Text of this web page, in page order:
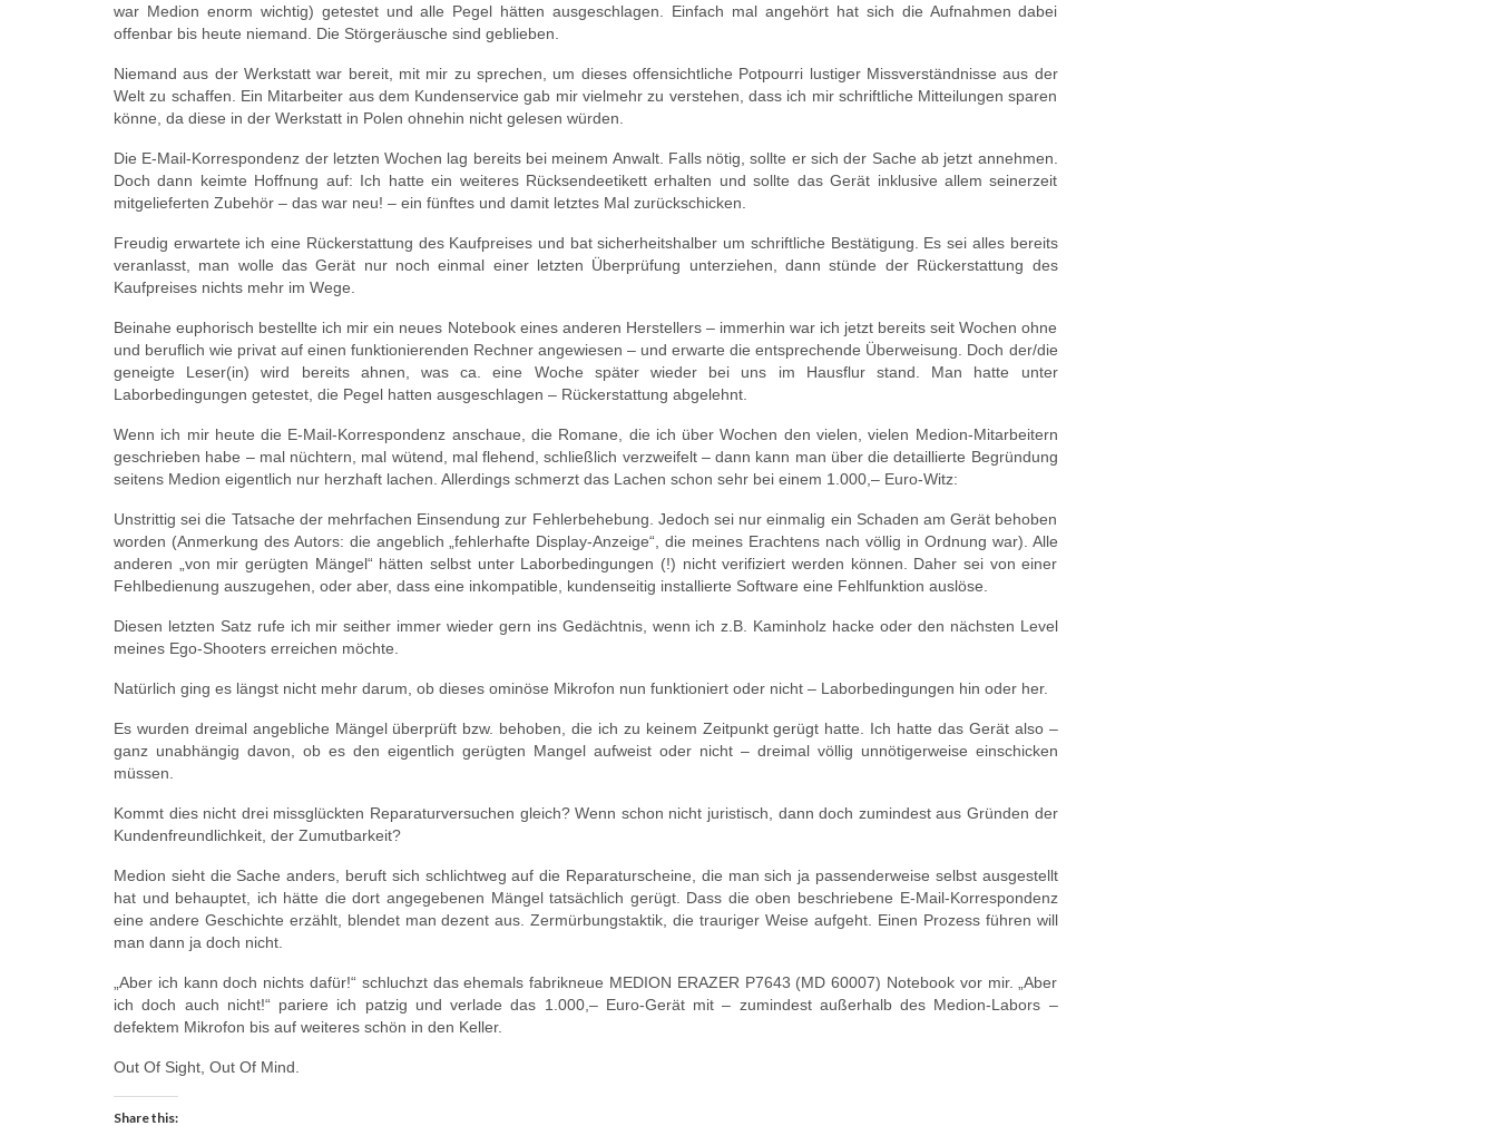
war Medion enorm wichtig) getestet und alle Pegel hätten ausgeschlagen. Einfach mal angehört hat sich die Aufnahmen dabei
offenbar bis heute niemand. Die Störgeräusche sind geblieben.
Niemand aus der Werkstatt war bereit, mit mir zu sprechen, um dieses offensichtliche Potpourri lustiger Missverständnisse aus der
Welt zu schaffen. Ein Mitarbeiter aus dem Kundenservice gab mir vielmehr zu verstehen, dass ich mir schriftliche Mitteilungen sparen
könne, da diese in der Werkstatt in Polen ohnehin nicht gelesen würden.
Die E-Mail-Korrespondenz der letzten Wochen lag bereits bei meinem Anwalt. Falls nötig, sollte er sich der Sache ab jetzt annehmen.
Doch dann keimte Hoffnung auf: Ich hatte ein weiteres Rücksendeetikett erhalten und sollte das Gerät inklusive allem seinerzeit
mitgelieferten Zubehör – das war neu! – ein fünftes und damit letztes Mal zurückschicken.
Freudig erwartete ich eine Rückerstattung des Kaufpreises und bat sicherheitshalber um schriftliche Bestätigung. Es sei alles bereits
veranlasst, man wolle das Gerät nur noch einmal einer letzten Überprüfung unterziehen, dann stünde der Rückerstattung des
Kaufpreises nichts mehr im Wege.
Beinahe euphorisch bestellte ich mir ein neues Notebook eines anderen Herstellers – immerhin war ich jetzt bereits seit Wochen ohne
und beruflich wie privat auf einen funktionierenden Rechner angewiesen – und erwarte die entsprechende Überweisung. Doch der/die
geneigte Leser(in) wird bereits ahnen, was ca. eine Woche später wieder bei uns im Hausflur stand. Man hatte unter
Laborbedingungen getestet, die Pegel hatten ausgeschlagen – Rückerstattung abgelehnt.
Wenn ich mir heute die E-Mail-Korrespondenz anschaue, die Romane, die ich über Wochen den vielen, vielen Medion-Mitarbeitern
geschrieben habe – mal nüchtern, mal wütend, mal flehend, schließlich verzweifelt – dann kann man über die detaillierte Begründung
seitens Medion eigentlich nur herzhaft lachen. Allerdings schmerzt das Lachen schon sehr bei einem 1.000,– Euro-Witz:
Unstrittig sei die Tatsache der mehrfachen Einsendung zur Fehlerbehebung. Jedoch sei nur einmalig ein Schaden am Gerät behoben
worden (Anmerkung des Autors: die angeblich „fehlerhafte Display-Anzeige“, die meines Erachtens nach völlig in Ordnung war). Alle
anderen „von mir gerügten Mängel“ hätten selbst unter Laborbedingungen (!) nicht verifiziert werden können. Daher sei von einer
Fehlbedienung auszugehen, oder aber, dass eine inkompatible, kundenseitig installierte Software eine Fehlfunktion auslöse.
Diesen letzten Satz rufe ich mir seither immer wieder gern ins Gedächtnis, wenn ich z.B. Kaminholz hacke oder den nächsten Level
meines Ego-Shooters erreichen möchte.
Natürlich ging es längst nicht mehr darum, ob dieses ominöse Mikrofon nun funktioniert oder nicht – Laborbedingungen hin oder her.
Es wurden dreimal angebliche Mängel überprüft bzw. behoben, die ich zu keinem Zeitpunkt gerügt hatte. Ich hatte das Gerät also –
ganz unabhängig davon, ob es den eigentlich gerügten Mangel aufweist oder nicht – dreimal völlig unnötigerweise einschicken
müssen.
Kommt dies nicht drei missglückten Reparaturversuchen gleich? Wenn schon nicht juristisch, dann doch zumindest aus Gründen der
Kundenfreundlichkeit, der Zumutbarkeit?
Medion sieht die Sache anders, beruft sich schlichtweg auf die Reparaturscheine, die man sich ja passenderweise selbst ausgestellt
hat und behauptet, ich hätte die dort angegebenen Mängel tatsächlich gerügt. Dass die oben beschriebene E-Mail-Korrespondenz
eine andere Geschichte erzählt, blendet man dezent aus. Zermürbungstaktik, die trauriger Weise aufgeht. Einen Prozess führen will
man dann ja doch nicht.
„Aber ich kann doch nichts dafür!“ schluchzt das ehemals fabrikneue MEDION ERAZER P7643 (MD 60007) Notebook vor mir. „Aber
ich doch auch nicht!“ pariere ich patzig und verlade das 1.000,– Euro-Gerät mit – zumindest außerhalb des Medion-Labors –
defektem Mikrofon bis auf weiteres schön in den Keller.
Out Of Sight, Out Of Mind.
Share this: